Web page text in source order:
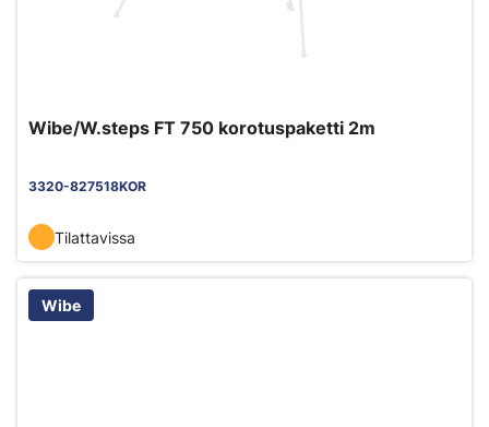
Wibe/W.steps FT 750 korotuspaketti 2m
3320-827518KOR
Tilattavissa
Wibe